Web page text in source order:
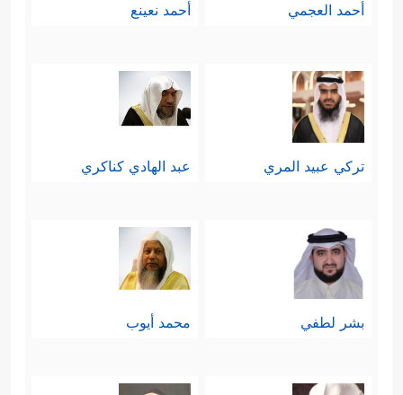
أحمد العجمي أحمد نعينع
تركي عبيد المري عبد الهادي كناكري
بشر لطفي محمد أيوب